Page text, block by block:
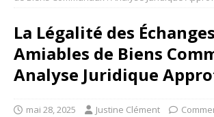
La Légalité des Échanges
Amiables de Biens
Analyse Juridique
mai 28, 2025 Justine Clément